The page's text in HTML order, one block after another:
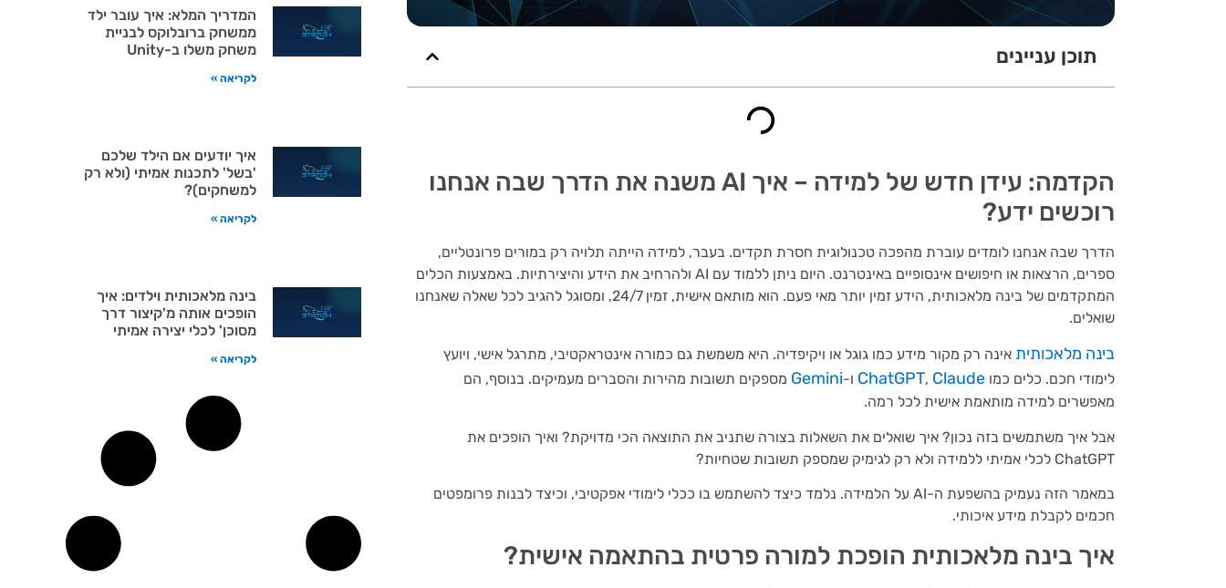
תוכן עניינים
הקדמה: עידן חדש של למידה – איך AI משנה את הדרך שבה אנחנו
רוכשים ידע?
הדרך שבה אנחנו לומדים עוברת מהפכה טכנולוגית חסרת תקדים. בעבר, למידה הייתה תלויה רק במורים פרונטליים,
ספרים, הרצאות או חיפושים אינסופיים באינטרנט. היום ניתן ללמוד עם AI ולהרחיב את הידע והיצירתיות. באמצעות הכלים
המתקדמים של בינה מלאכותית, הידע זמין יותר מאי פעם. הוא מותאם אישית, זמין 24/7, ומסוגל להגיב לכל שאלה שאנחנו
שואלים.
בינה מלאכותית אינה רק מקור מידע כמו גוגל או ויקיפדיה. היא משמשת גם כמורה אינטראקטיבי, מתרגל אישי, ויועץ
לימודי חכם. כלים כמו
ChatGPT, Claude ו-Gemini מספקים תשובות מהירות והסברים מעמיקים. בנוסף, הם
מאפשרים למידה מותאמת אישית לכל רמה.
אבל איך משתמשים בזה נכון? איך שואלים את השאלות בצורה שתניב את התוצאה הכי מדויקת? ואיך הופכים את
ChatGPT לכלי אמיתי ללמידה ולא רק לגימיק שמספק תשובות שטחיות?
במאמר הזה נעמיק בהשפעת ה-AI על הלמידה. נלמד כיצד להשתמש בו ככלי לימודי אפקטיבי, וכיצד לבנות פרומפטים
חכמים לקבלת מידע איכותי.
איך בינה מלאכותית הופכת למורה פרטית בהתאמה אישית?
המדריך המלא: איך עובר ילד
ממשחק ברובלוקס לבניית
משחק משלו ב-Unity
לקריאה »
איך יודעים אם הילד שלכם
'בשל' לתכנות אמיתי (ולא רק
למשחקים)?
לקריאה »
בינה מלאכותית וילדים: איך
הופכים אותה מ'קיצור דרך
מסוכן' לכלי יצירה אמיתי
לקריאה »